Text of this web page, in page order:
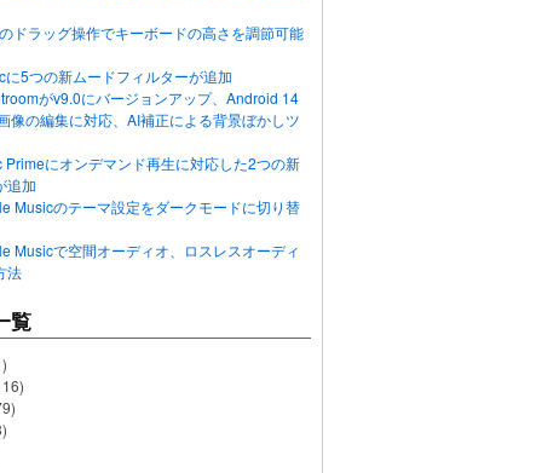
ドラッグ操作でキーボードの高さを調節可能
に5つの新ムードフィルターが追加
がv9.0にバージョンアップ、Android 14
像の編集に対応、AI補正による背景ぼかしツ
Primeにオンデマンド再生に対応した2つの新
追加
Musicのテーマ設定をダークモードに切り替
Musicで空間オーディオ、ロスレスオーディ
法
覧